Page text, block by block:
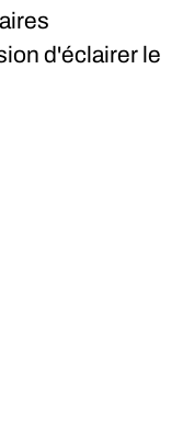
d'éclairer le